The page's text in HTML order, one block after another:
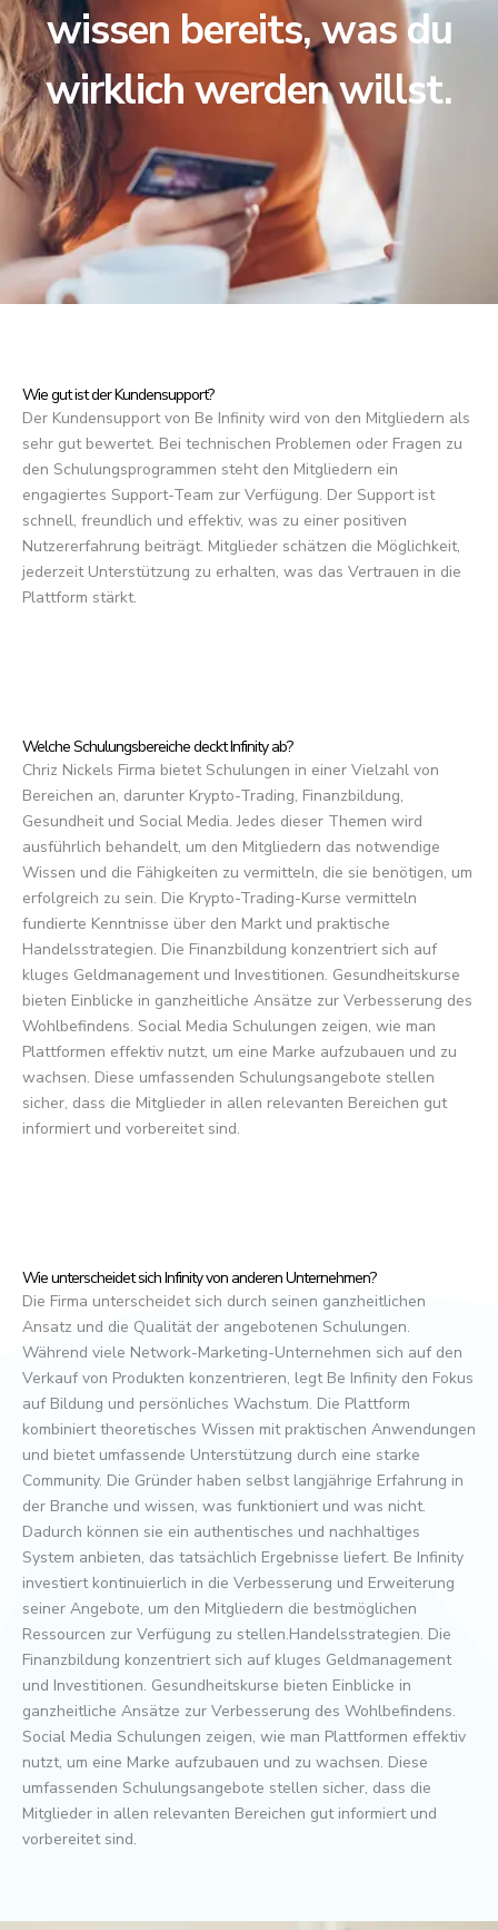
wissen bereits, was du
wirklich werden willst.
Wie gut ist der Kundensupport?
Der Kundensupport von Be Infinity wird von den Mitgliedern als
sehr gut bewertet. Bei technischen Problemen oder Fragen zu
den Schulungsprogrammen steht den Mitgliedern ein
engagiertes Support-Team zur Verfügung. Der Support ist
schnell, freundlich und effektiv, was zu einer positiven
Nutzererfahrung beiträgt. Mitglieder schätzen die Möglichkeit,
jederzeit Unterstützung zu erhalten, was das Vertrauen in die
Plattform stärkt.
Welche Schulungsbereiche deckt Infinity ab?
Chriz Nickels Firma bietet Schulungen in einer Vielzahl von
Bereichen an, darunter Krypto-Trading, Finanzbildung,
Gesundheit und Social Media. Jedes dieser Themen wird
ausführlich behandelt, um den Mitgliedern das notwendige
Wissen und die Fähigkeiten zu vermitteln, die sie benötigen, um
erfolgreich zu sein. Die Krypto-Trading-Kurse vermitteln
fundierte Kenntnisse über den Markt und praktische
Handelsstrategien. Die Finanzbildung konzentriert sich auf
kluges Geldmanagement und Investitionen. Gesundheitskurse
bieten Einblicke in ganzheitliche Ansätze zur Verbesserung des
Wohlbefindens. Social Media Schulungen zeigen, wie man
Plattformen effektiv nutzt, um eine Marke aufzubauen und zu
wachsen. Diese umfassenden Schulungsangebote stellen
sicher, dass die Mitglieder in allen relevanten Bereichen gut
informiert und vorbereitet sind.
Wie unterscheidet sich Infinity von anderen Unternehmen?
Die Firma unterscheidet sich durch seinen ganzheitlichen
Ansatz und die Qualität der angebotenen Schulungen.
Während viele Network-Marketing-Unternehmen sich auf den
Verkauf von Produkten konzentrieren, legt Be Infinity den Fokus
auf Bildung und persönliches Wachstum. Die Plattform
kombiniert theoretisches Wissen mit praktischen Anwendungen
und bietet umfassende Unterstützung durch eine starke
Community. Die Gründer haben selbst langjährige Erfahrung in
der Branche und wissen, was funktioniert und was nicht.
Dadurch können sie ein authentisches und nachhaltiges
System anbieten, das tatsächlich Ergebnisse liefert. Be Infinity
investiert kontinuierlich in die Verbesserung und Erweiterung
seiner Angebote, um den Mitgliedern die bestmöglichen
Ressourcen zur Verfügung zu stellen.Handelsstrategien. Die
Finanzbildung konzentriert sich auf kluges Geldmanagement
und Investitionen. Gesundheitskurse bieten Einblicke in
ganzheitliche Ansätze zur Verbesserung des Wohlbefindens.
Social Media Schulungen zeigen, wie man Plattformen effektiv
nutzt, um eine Marke aufzubauen und zu wachsen. Diese
umfassenden Schulungsangebote stellen sicher, dass die
Mitglieder in allen relevanten Bereichen gut informiert und
vorbereitet sind.